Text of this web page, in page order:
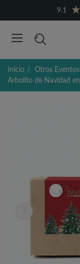
9.1
Inicio Otros Eventos
Arbolito de Navidad